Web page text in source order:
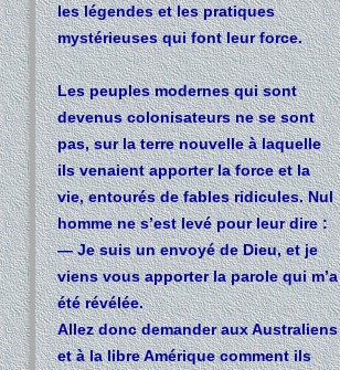
les légendes et les pratiques
mystérieuses qui font leur force.
Les peuples modernes qui sont
devenus colonisateurs ne se sont
pas, sur la terre nouvelle à laquelle
ils venaient apporter la force et la
vie, entourés de fables ridicules. Nul
homme ne s’est levé pour leur dire :
— Je suis un envoyé de Dieu, et je
viens vous apporter la parole qui m’a
été révélée.
Allez donc demander aux Australiens
et à la libre Amérique comment ils